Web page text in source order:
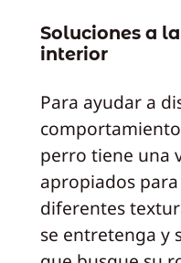
Soluciones a
interior
Para ayudar a
perro tiene una
apropiados
diferentes
se entretenga y